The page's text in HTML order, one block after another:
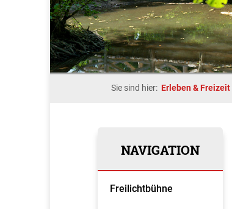
Sie sind hier: Erleben & Freizeit
NAVIGATION
Freilichtbühne